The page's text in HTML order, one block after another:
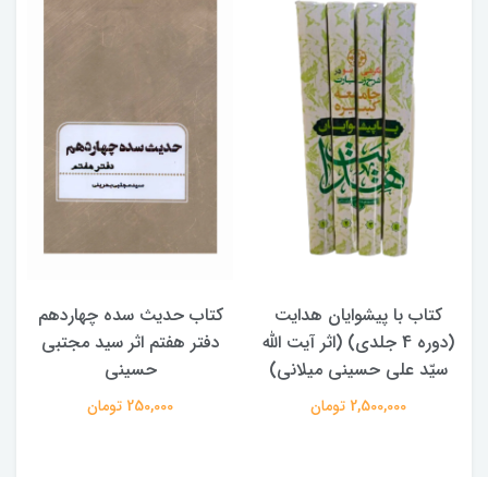
کتاب حدیث سده چهاردهم
دفتر هفتم اثر سید مجتبی
حسینی
250,000 تومان
کتاب آفاق الولایه فی فقه
الامامه (2 جلدی)
950,000 تومان